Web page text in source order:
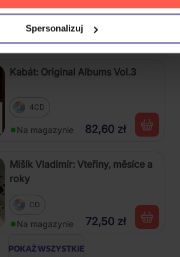
Spersonalizuj
54,40 zł
Kabát: Original Albums Vol.3
4CD
Na magazynie 82,60 zł
Mišík Vladimír: Vteřiny, měsíce a
roky
CD
Na magazynie 72,50 zł
POKAŻ WSZYSTKIE